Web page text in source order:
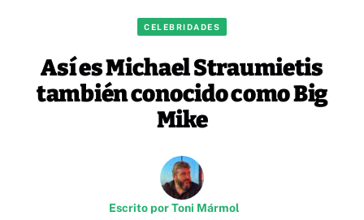
CELEBRIDADES
Así es Michael Straumietis
también conocido como Big
Mike
Escrito porToni Mármol